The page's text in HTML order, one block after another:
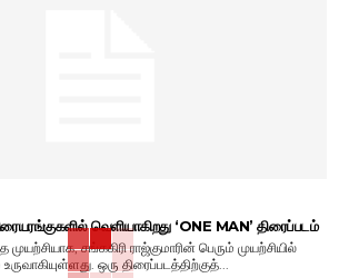
வெளியாகிறது ‘ONE MAN’ திரைப்படம்
முயற்சியாக, சங்ககிரி ராஜ்குமாரின் பெரும் முயற்சியில்
ஒரு திரைப்படத்திற்குத்...